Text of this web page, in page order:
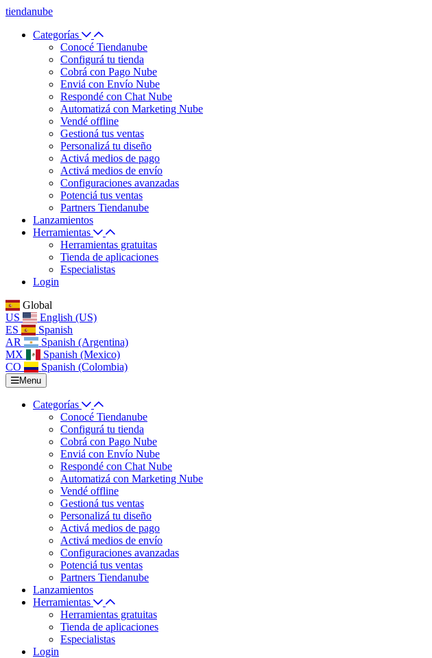
tiendanube
Categorías
Conocé Tiendanube
Configurá tu tienda
Cobrá con Pago Nube
Enviá con Envío Nube
Respondé con Chat Nube
Automatizá con Marketing Nube
Vendé offline
Gestioná tus ventas
Personalizá tu diseño
Activá medios de pago
Activá medios de envío
Configuraciones avanzadas
Potenciá tus ventas
Partners Tiendanube
Lanzamientos
Herramientas
Herramientas gratuitas
Tienda de aplicaciones
Especialistas
Login
Global
US
English (US)
ES
Spanish
AR
Spanish (Argentina)
MX
Spanish (Mexico)
CO
Spanish (Colombia)
Menu
Categorías
Conocé Tiendanube
Configurá tu tienda
Cobrá con Pago Nube
Enviá con Envío Nube
Respondé con Chat Nube
Automatizá con Marketing Nube
Vendé offline
Gestioná tus ventas
Personalizá tu diseño
Activá medios de pago
Activá medios de envío
Configuraciones avanzadas
Potenciá tus ventas
Partners Tiendanube
Lanzamientos
Herramientas
Herramientas gratuitas
Tienda de aplicaciones
Especialistas
Login